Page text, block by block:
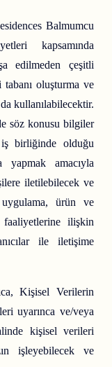
Balmumcu
kapsamında
edilmeden çeşitli
oluşturma ve
kullanılabilecektir.
söz konusu bilgiler
birliğinde olduğu
yapmak amacıyla
iletilebilecek ve
ürün ve
faaliyetlerine ilişkin
ile iletişime
Kişisel Verilerin
uyarınca ve/veya
kişisel verileri
işleyebilecek ve